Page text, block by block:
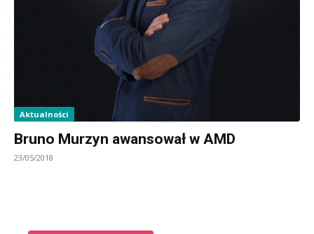
Aktualności
Bruno Murzyn awansował w AMD
23/05/2018